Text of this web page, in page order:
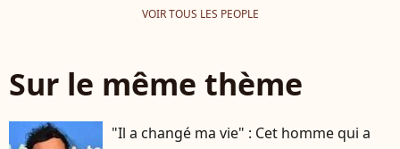
VOIR TOUS LES PEOPLE
Sur le même thème
"Il a changé ma vie" : Cet homme qui a